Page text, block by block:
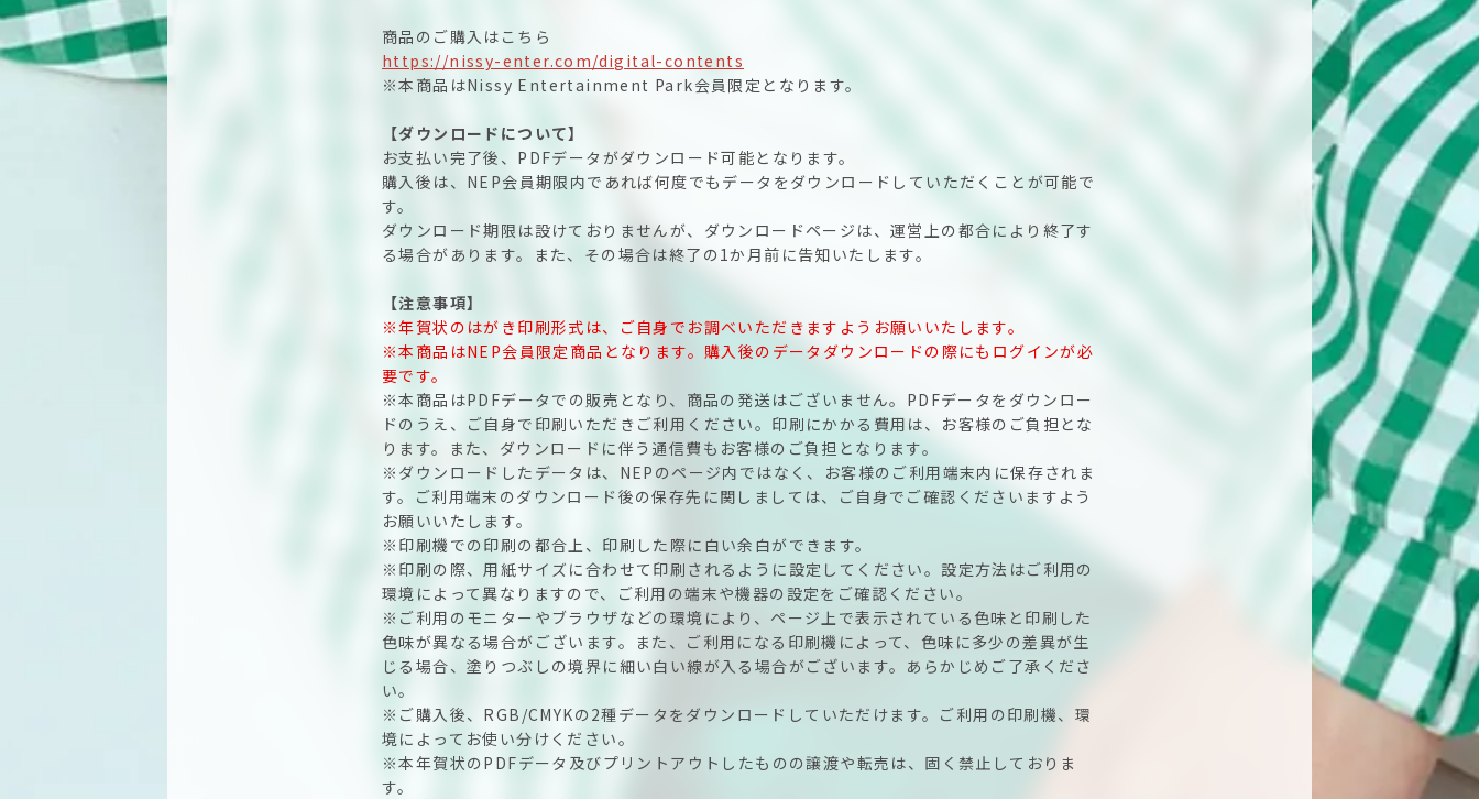
商品のご購入はこちら
https://nissy-enter.com/digital-contents
※本商品はNissy Entertainment Park会員限定となります。
【ダウンロードについて】
お支払い完了後、PDFデータがダウンロード可能となります。
購入後は、NEP会員期限内であれば何度でもデータをダウンロードしていただくことが可能で
す。
ダウンロード期限は設けておりませんが、ダウンロードページは、運営上の都合により終了す
る場合があります。また、その場合は終了の1か月前に告知いたします。
【注意事項】
※年賀状のはがき印刷形式は、ご自身でお調べいただきますようお願いいたします。
※本商品はNEP会員限定商品となります。購入後のデータダウンロードの際にもログインが必
要です。
※本商品はPDFデータでの販売となり、商品の発送はございません。PDFデータをダウンロー
ドのうえ、ご自身で印刷いただきご利用ください。印刷にかかる費用は、お客様のご負担とな
ります。また、ダウンロードに伴う通信費もお客様のご負担となります。
※ダウンロードしたデータは、NEPのページ内ではなく、お客様のご利用端末内に保存されま
す。ご利用端末のダウンロード後の保存先に関しましては、ご自身でご確認くださいますよう
お願いいたします。
※印刷機での印刷の都合上、印刷した際に白い余白ができます。
※印刷の際、用紙サイズに合わせて印刷されるように設定してください。設定方法はご利用の
環境によって異なりますので、ご利用の端末や機器の設定をご確認ください。
※ご利用のモニターやブラウザなどの環境により、ページ上で表示されている色味と印刷した
色味が異なる場合がございます。また、ご利用になる印刷機によって、色味に多少の差異が生
じる場合、塗りつぶしの境界に細い白い線が入る場合がございます。あらかじめご了承くださ
い。
※ご購入後、RGB/CMYKの2種データをダウンロードしていただけます。ご利用の印刷機、環
境によってお使い分けください。
※本年賀状のPDFデータ及びプリントアウトしたものの譲渡や転売は、固く禁止しておりま
す。